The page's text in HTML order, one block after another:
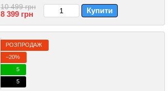
10 499 грн
8 399 грн Купити
РОЗПРОДАЖ
−20%
5
5